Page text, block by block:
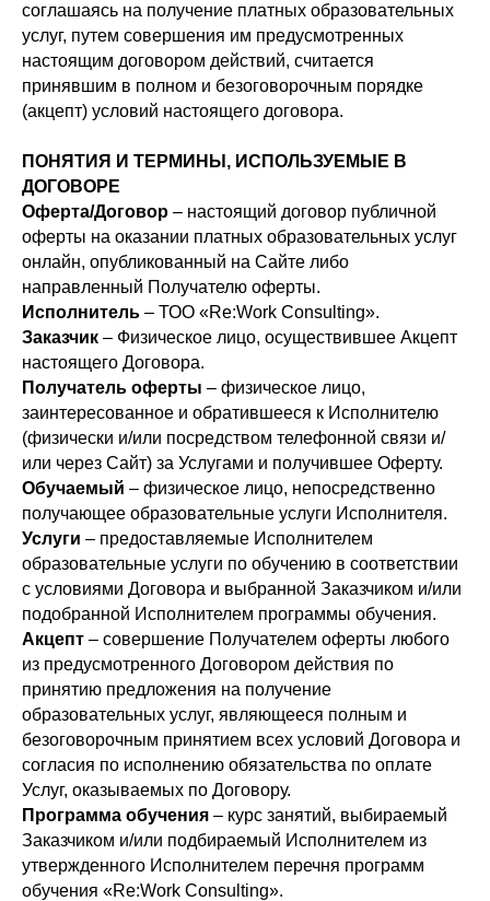
соглашаясь на получение платных образовательных
услуг, путем совершения им предусмотренных
настоящим договором действий, считается
принявшим в полном и безоговорочным порядке
(акцепт) условий настоящего договора.
ПОНЯТИЯ И ТЕРМИНЫ, ИСПОЛЬЗУЕМЫЕ В
ДОГОВОРЕ
Оферта/Договор – настоящий договор публичной
оферты на оказании платных образовательных услуг
онлайн, опубликованный на Сайте либо
направленный Получателю оферты.
Исполнитель – ТОО «Re:Work Consulting».
Заказчик – Физическое лицо, осуществившее Акцепт
настоящего Договора.
Получатель оферты – физическое лицо,
заинтересованное и обратившееся к Исполнителю
(физически и/или посредством телефонной связи и/
или через Сайт) за Услугами и получившее Оферту.
Обучаемый – физическое лицо, непосредственно
получающее образовательные услуги Исполнителя.
Услуги – предоставляемые Исполнителем
образовательные услуги по обучению в соответствии
с условиями Договора и выбранной Заказчиком и/или
подобранной Исполнителем программы обучения.
Акцепт – совершение Получателем оферты любого
из предусмотренного Договором действия по
принятию предложения на получение
образовательных услуг, являющееся полным и
безоговорочным принятием всех условий Договора и
согласия по исполнению обязательства по оплате
Услуг, оказываемых по Договору.
Программа обучения – курс занятий, выбираемый
Заказчиком и/или подбираемый Исполнителем из
утвержденного Исполнителем перечня программ
обучения «Re:Work Consulting».